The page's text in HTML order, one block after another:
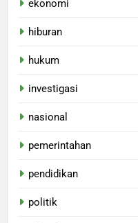
ekonomi
hiburan
hukum
investigasi
nasional
pemerintahan
pendidikan
politik